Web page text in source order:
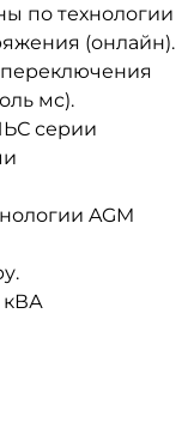
по технологии
(онлайн).
мс).
серии
AGM
кВА